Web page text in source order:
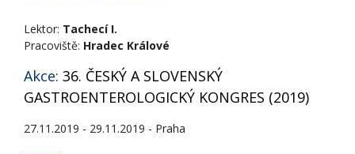
Lektor: Tachecí I.
Pracoviště: Hradec Králové
Akce: 36. ČESKÝ A SLOVENSKÝ
GASTROENTEROLOGICKÝ KONGRES (2019)
27.11.2019 - 29.11.2019 - Praha